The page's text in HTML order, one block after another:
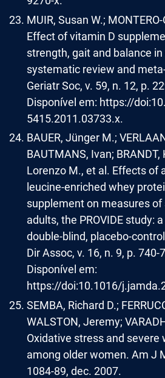
MUIR, Susan W.;
Effect of vitamin D
strength, gait and balance
systematic review and
Geriatr Soc, v. 59, n. 12, p.
Disponível em: https://
5415.2011.03733.x.
BAUER, Jünger M.;
BAUTMANS, Ivan; BRANDT,
Lorenzo M., et al. Effects of
leucine-enriched whey
supplement on measures
adults, the PROVIDE study:
double-blind, placebo-
Dir Assoc, v. 16, n. 9, p. 740-
Disponível em:
https://doi:10.1016/
SEMBA, Richard D.;
WALSTON, Jeremy;
Oxidative stress and severe
among older women. Am J
1084-89, dec. 2007.